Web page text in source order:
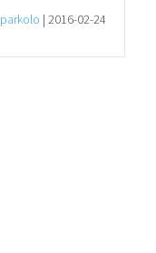
parkolo | 2016-02-24